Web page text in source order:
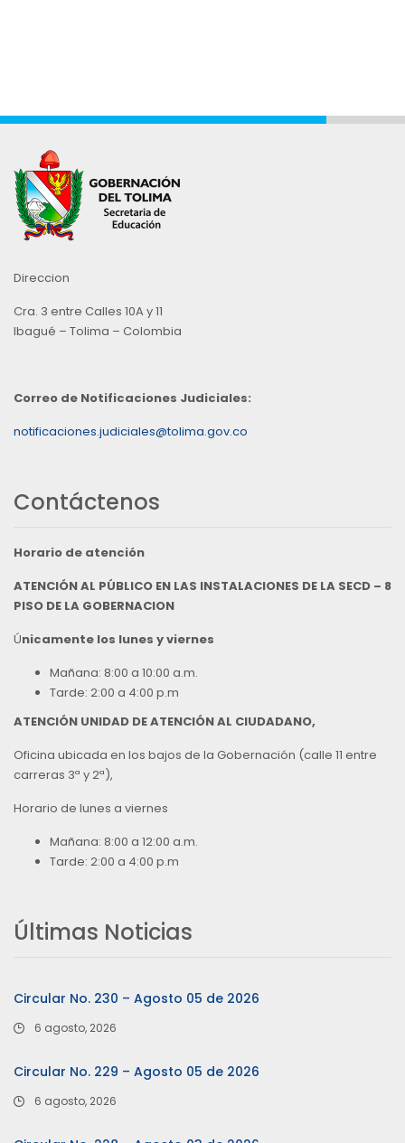
Direccion
Cra. 3 entre Calles 10A y 11
Ibagué – Tolima – Colombia
Correo de Notificaciones Judiciales:
notificaciones.judiciales@tolima.gov.co
Contáctenos
Horario de atención
ATENCIÓN AL PÚBLICO EN LAS INSTALACIONES DE LA SECD – 8
PISO DE LA GOBERNACION
Únicamente los lunes y viernes
Mañana: 8:00 a 10:00 a.m.
Tarde: 2:00 a 4:00 p.m
ATENCIÓN UNIDAD DE ATENCIÓN AL CIUDADANO,
Oficina ubicada en los bajos de la Gobernación (calle 11 entre
carreras 3ª y 2ª),
Horario de lunes a viernes
Mañana: 8:00 a 12:00 a.m.
Tarde: 2:00 a 4:00 p.m
Últimas Noticias
Circular No. 230 – Agosto 05 de 2026
6 agosto, 2026
Circular No. 229 – Agosto 05 de 2026
6 agosto, 2026